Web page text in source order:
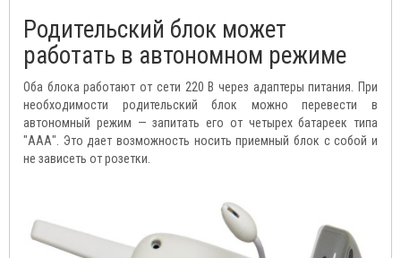
Родительский блок может
работать в автономном режиме
Оба блока работают от сети 220 В через адаптеры питания. При
необходимости родительский блок можно перевести в
автономный режим — запитать его от четырех батареек типа
"ААА". Это дает возможность носить приемный блок с собой и
не зависеть от розетки.